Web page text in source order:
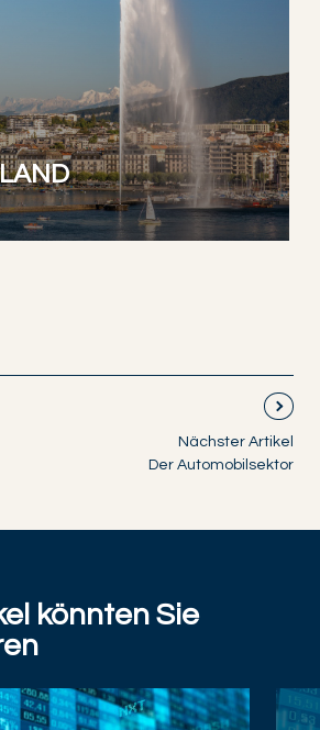
Nächster Artikel
Der Automobilsektor
könnten Sie